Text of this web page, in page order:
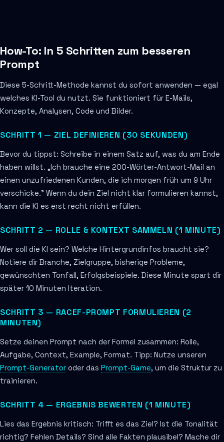
How-To: In 5 Schritten zum besseren
Prompt
Diese 5-Schritt-Methode kannst du sofort anwenden — egal
welches KI-Tool du nutzt. Sie funktioniert für E-Mails,
Konzepte, Analysen, Code und Bilder.
SCHRITT 1 — ZIEL DEFINIEREN (30 SEKUNDEN)
Bevor du tippst: Schreibe in einem Satz auf, was du am Ende
haben willst. „Ich brauche eine 200-Wörter-Antwort-Mail an
einen unzufriedenen Kunden, die ich morgen früh um 9 Uhr
verschicke." Wenn du dein Ziel nicht klar formulieren kannst,
kann die KI es erst recht nicht erfüllen.
SCHRITT 2 — ROLLE & KONTEXT SAMMELN (1 MINUTE)
Wer soll die KI sein? Welche Hintergrundinfos braucht sie?
Notiere dir Branche, Zielgruppe, bisherige Probleme,
gewünschten Tonfall, Erfolgsbeispiele. Diese Minute spart dir
später 10 Minuten Iteration.
SCHRITT 3 — RACEF-PROMPT FORMULIEREN (2
MINUTEN)
Setze deinen Prompt nach der Formel zusammen: Rolle,
Aufgabe, Context, Example, Format. Tipp: Nutze unseren
Prompt-Generator oder das Prompt-Game, um die Struktur zu
trainieren.
SCHRITT 4 — ERGEBNIS BEWERTEN (1 MINUTE)
Lies das Ergebnis kritisch: Trifft es das Ziel? Ist die Tonalität
richtig? Fehlen Details? Sind alle Fakten plausibel? Mache dir